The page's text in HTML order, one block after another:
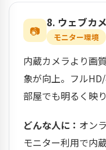
📷
8. ウェブカ
モニター環境
内蔵カメラより画
象が向上。フル
部屋でも明るく映り
どんな人に： オン
モニター利用で内